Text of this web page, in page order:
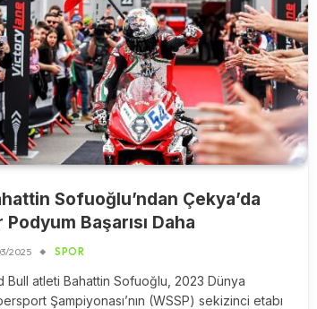
Sofuoğlu’ndan Çekya’da
Podyum Başarısı Daha
2025 SPOR
Bull atleti Bahattin Sofuoğlu, 2023 Dünya
Şampiyonası’nın (WSSP) sekizinci etabı